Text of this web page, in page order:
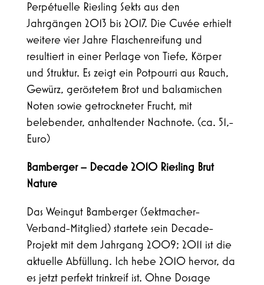
Perpétuelle Riesling Sekts aus den
Jahrgängen 2013 bis 2017. Die Cuvée erhielt
weitere vier Jahre Flaschenreifung und
resultiert in einer Perlage von Tiefe, Körper
und Struktur. Es zeigt ein Potpourri aus Rauch,
Gewürz, geröstetem Brot und balsamischen
Noten sowie getrockneter Frucht, mit
belebender, anhaltender Nachnote. (ca. 51,-
Euro)
Bamberger – Decade 2010 Riesling Brut
Nature
Das Weingut Bamberger (Sektmacher-
Verband-Mitglied) startete sein Decade-
Projekt mit dem Jahrgang 2009; 2011 ist die
aktuelle Abfüllung. Ich hebe 2010 hervor, da
es jetzt perfekt trinkreif ist. Ohne Dosage